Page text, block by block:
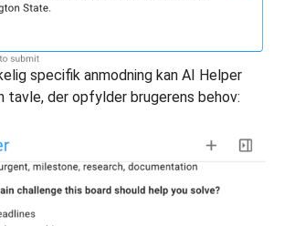
specifik anmodning kan AI Helper
tavle, der opfylder brugerens behov: